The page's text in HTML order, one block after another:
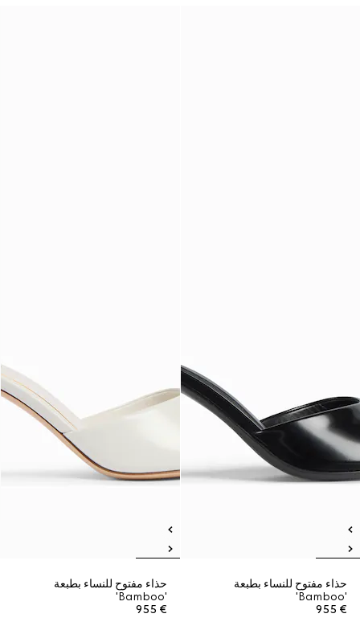
حذاء مفتوح للنساء بطبعة
'Bamboo'
€ 955
حذاء مفتوح للنساء بطبعة
'Bamboo'
€ 955